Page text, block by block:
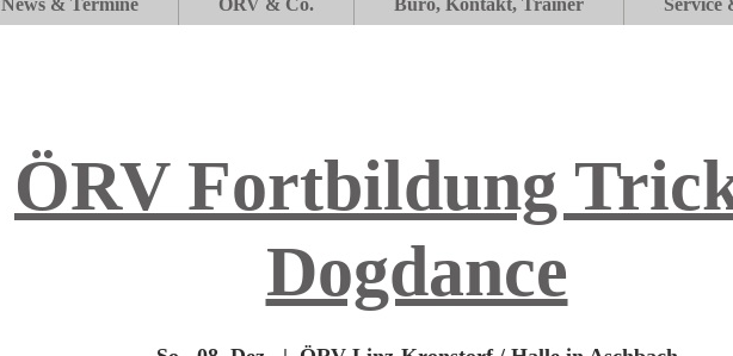
ÖRV Fortbildung
Dogdance
News & Termine ÖRV & Co. Büro, Kontakt, Trainer Service